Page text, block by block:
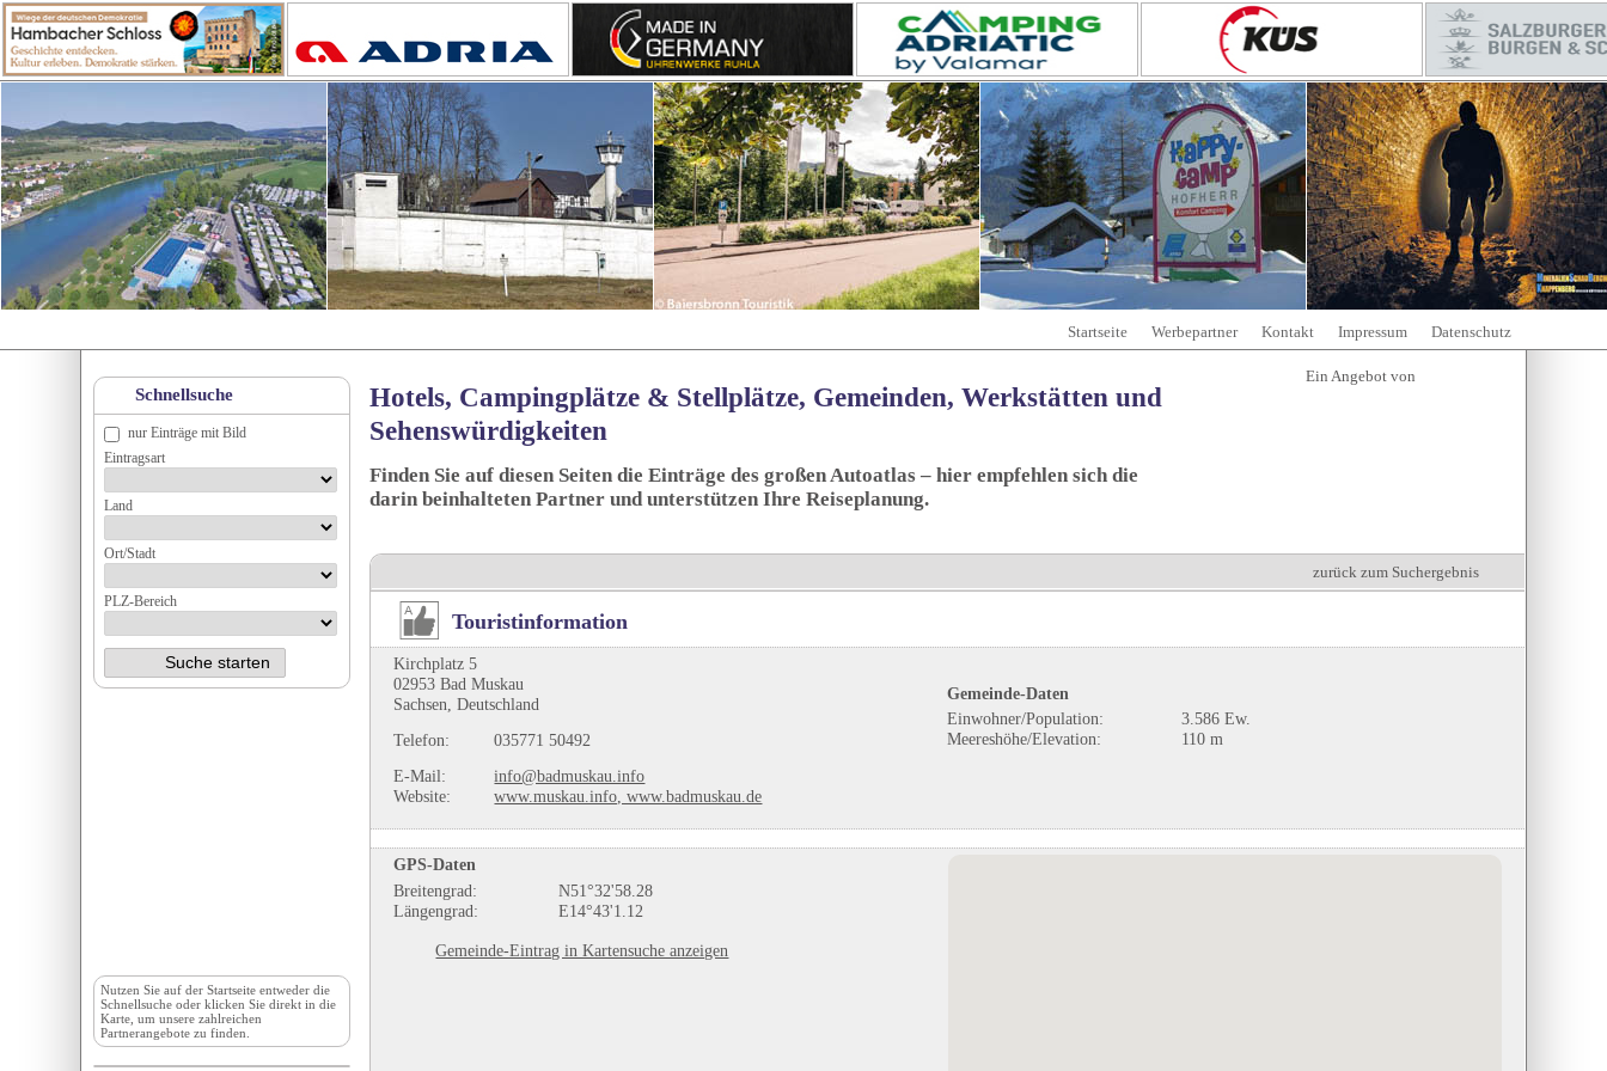
Hotels, Campingplätze & Stellplätze, Gemeinden, Werkstätten und
Sehenswürdigkeiten
Finden Sie auf diesen Seiten die Einträge des großen Autoatlas – hier empfehlen sich die
darin beinhalteten Partner und unterstützen Ihre Reiseplanung.
zurück zum Suchergebnis
Touristinformation
Kirchplatz 5
02953 Bad Muskau
Sachsen, Deutschland
Telefon:
035771 50492
E-Mail:
info@badmuskau.info
Website:
www.muskau.info, www.badmuskau.de
Gemeinde-Daten
Einwohner/Population:
3.586 Ew.
Meereshöhe/Elevation:
110 m
GPS-Daten
Breitengrad:
N51°32'58.28
Längengrad:
E14°43'1.12
Gemeinde-Eintrag in Kartensuche anzeigen
Startseite Werbepartner Kontakt Impressum Datenschutz
Schnellsuche
nur Einträge mit Bild
Eintragsart
Land
Ort/Stadt
PLZ-Bereich
Nutzen Sie auf derStartseite entweder die
Schnellsuche oder klicken Sie direkt in die
Karte, um unsere zahlreichen
Partnerangebote zu finden.